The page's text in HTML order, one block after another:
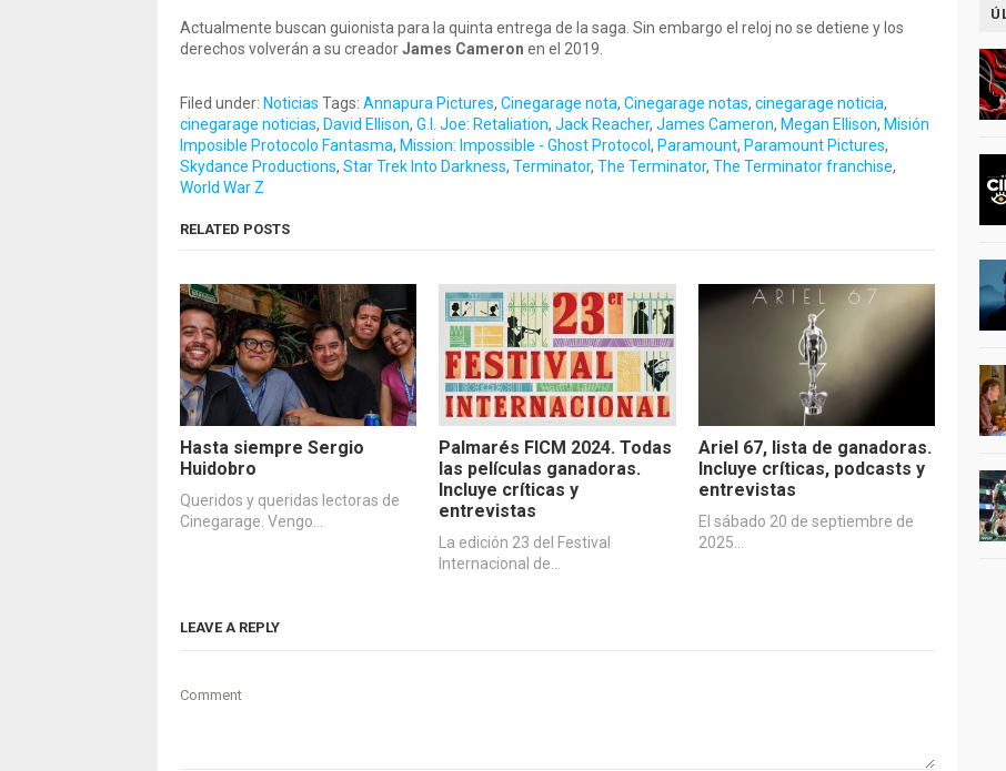
Actualmente buscan guionista para la quinta entrega de la saga. Sin embargo el reloj no se detiene y los
derechos volverán a su creadorJames Cameron en el 2019.
Filed under: Noticias Tags: Annapura Pictures, Cinegarage nota, Cinegarage notas, cinegarage noticia,
cinegarage noticias, David Ellison, G.I. Joe: Retaliation, Jack Reacher, James Cameron, Megan Ellison, Misión
Imposible Protocolo Fantasma, Mission: Impossible - Ghost Protocol , Paramount, Paramount Pictures,
Skydance Productions, Star Trek Into Darkness, Terminator, The Terminator, The Terminator franchise,
World War Z
RELATED POSTS
Hasta siempre Sergio
Huidobro
Queridos y queridas lectoras de
Cinegarage. Vengo…
Palmarés FICM 2024. Todas
las películas ganadoras.
Incluye críticas y
entrevistas
La edición 23 del Festival
Internacional de…
Ariel 67, lista de ganadoras.
Incluye críticas, podcasts y
entrevistas
El sábado 20 de septiembre de
2025…
LEAVE A REPLY
Comment